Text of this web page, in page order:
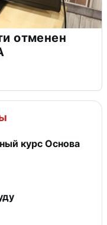
отменен
курс Основа